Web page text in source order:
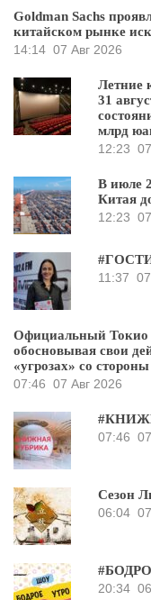
Goldman Sachs
китайском рынке
14:14 07 Авг 2026
Летние
31
млрд
12:23
В июле
Китая
12:23
11:37
Официальный Токио
обосновывая свои
«угрозах» со
07:46 07 Авг 2026
07:46
Сезон
06:04
20:34